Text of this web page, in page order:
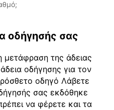
οδήγησής σας
μετάφραση της άδειας
οδήγησης για τον
οδηγό Λάβετε
σας εκδόθηκε
να φέρετε και τα